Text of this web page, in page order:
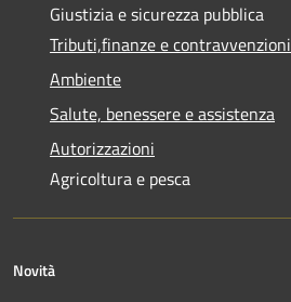
Giustizia e sicurezza pubblica
Tributi,finanze e contravvenzioni
Ambiente
Salute, benessere e assistenza
Autorizzazioni
Agricoltura e pesca
Novità